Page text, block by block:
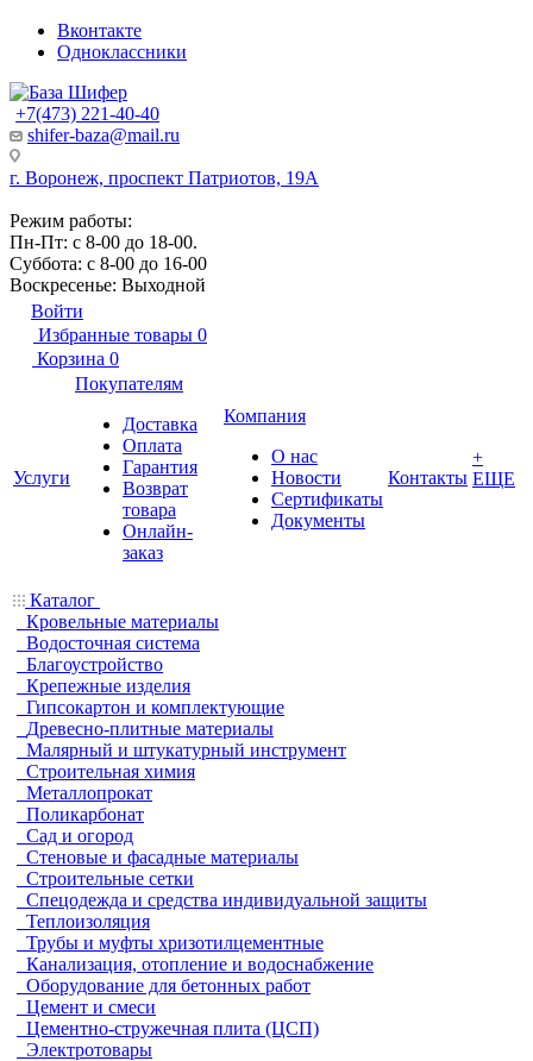
Вконтакте
Одноклассники
+7(473) 221-40-40
shifer-baza@mail.ru
г. Воронеж, проспект Патриотов, 19А
Режим работы:
Пн-Пт: с 8-00 до 18-00.
Суббота: с 8-00 до 16-00
Воскресенье: Выходной
Войти
Избранные товары 0
Корзина 0
Услуги
Покупателям
Доставка
Оплата
Гарантия
Возврат
товара
Онлайн-
заказ
Компания
О нас
Новости
Сертификаты
Документы
Контакты
+
ЕЩЕ
Каталог
Кровельные материалы
Водосточная система
Благоустройство
Крепежные изделия
Гипсокартон и комплектующие
Древесно-плитные материалы
Малярный и штукатурный инструмент
Строительная химия
Металлопрокат
Поликарбонат
Сад и огород
Стеновые и фасадные материалы
Строительные сетки
Спецодежда и средства индивидуальной защиты
Теплоизоляция
Трубы и муфты хризотилцементные
Канализация, отопление и водоснабжение
Оборудование для бетонных работ
Цемент и смеси
Цементно-стружечная плита (ЦСП)
Электротовары